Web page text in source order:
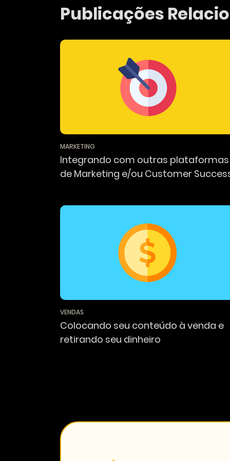
Publicações
MARKETING
Integrando com outras plataformas
de Marketing e/ou Customer
VENDAS
Colocando seu conteúdo à venda e
retirando seu dinheiro